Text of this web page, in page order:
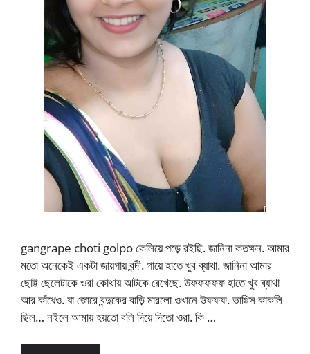
gangrape choti golpo কেলিয়ে পড়ে রইছি. জানিনা কতক্ষন. আমার
মতো অনেকেই একটা জায়গায় বন্দী. গায়ে হাতে খুব ব্যাথা. জানিনা আমার
ছোট্ট ছেলেটাকে ওরা কোথায় আটকে রেখেছে. উফফফফফ হাতে খুব ব্যাথা
আর কাঁধেও. যা জোরে বন্দুকের বাড়ি মারলো ওখানে উফফফ. ভাগ্গিস কাকলি
ছিল… নইলে আমায় হয়তো বলি দিয়ে দিতো ওরা. কি …